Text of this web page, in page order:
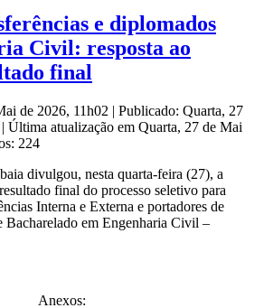
e diplomados
Civil: resposta ao
final
de 2026, 11h02 | Publicado: Quarta, 27
| Última atualização em Quarta, 27 de Mai
224
divulgou, nesta quarta-feira (27), a
final do processo seletivo para
Interna e Externa e portadores de
Bacharelado em Engenharia Civil –
Anexos: